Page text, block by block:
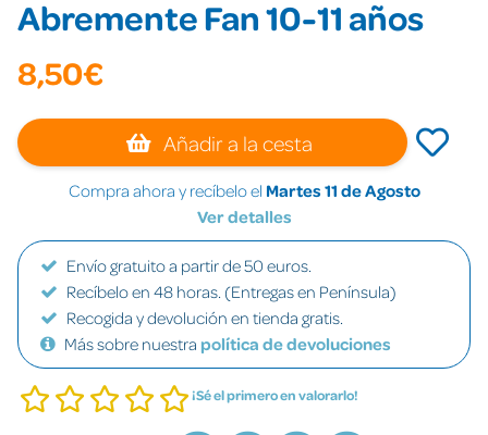
Abremente Fan 10-11 años
8,50€
Añadir a la cesta
Compra ahora y recíbelo el Martes 11 de Agosto
Ver detalles
Envío gratuito a partir de 50 euros.
Recíbelo en 48 horas. (Entregas en Península)
Recogida y devolución en tienda gratis.
Más sobre nuestra política de devoluciones
¡Sé el primero en valorarlo!